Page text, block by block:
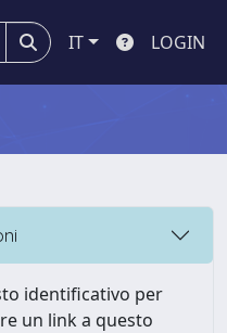
IT LOGIN
identificativo per
un link a questo